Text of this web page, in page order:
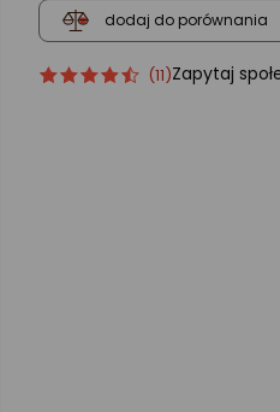
dodaj do porównania
ocena
Ocena
(11)Zapytaj